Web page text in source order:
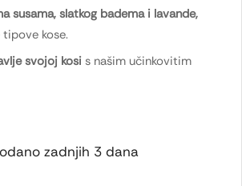
susama, slatkog badema i lavande,
tipove kose.
svojoj kosi s našim učinkovitim
zadnjih 3 dana